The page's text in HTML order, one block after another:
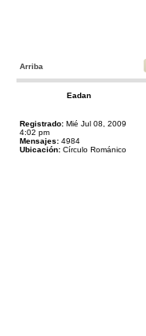
Arriba
Eadan
Registrado: Mié Jul 08, 2009
4:02 pm
Mensajes: 4984
Ubicación: Círculo Románico